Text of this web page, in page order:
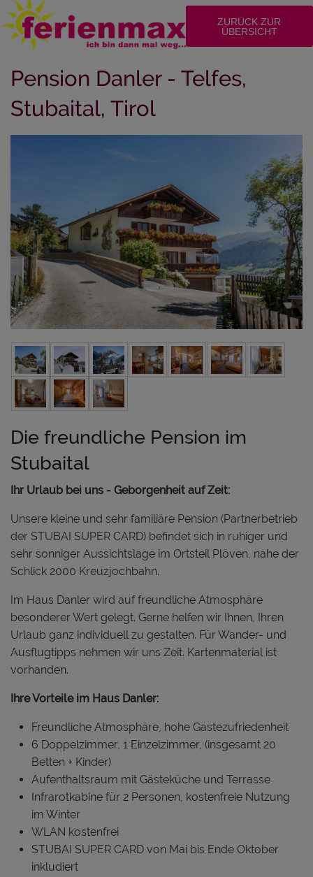
ZURÜCK ZUR
ÜBERSICHT
Pension Danler - Telfes,
Stubaital, Tirol
Die freundliche Pension im
Stubaital
Ihr Urlaub bei uns - Geborgenheit auf Zeit:
Unsere kleine und sehr familiäre Pension (Partnerbetrieb
der STUBAI SUPER CARD) befindet sich in ruhiger und
sehr sonniger Aussichtslage im Ortsteil Plöven, nahe der
Schlick 2000 Kreuzjochbahn.
Im Haus Danler wird auf freundliche Atmosphäre
besonderer Wert gelegt. Gerne helfen wir Ihnen, Ihren
Urlaub ganz individuell zu gestalten. Für Wander- und
Ausflugtipps nehmen wir uns Zeit. Kartenmaterial ist
vorhanden.
Ihre Vorteile im Haus Danler:
Freundliche Atmosphäre, hohe Gästezufriedenheit
6 Doppelzimmer, 1 Einzelzimmer, (insgesamt 20
Betten + Kinder)
Aufenthaltsraum mit Gästeküche und Terrasse
Infrarotkabine für 2 Personen, kostenfreie Nutzung
im Winter
WLAN kostenfrei
STUBAI SUPER CARD von Mai bis Ende Oktober
inkludiert